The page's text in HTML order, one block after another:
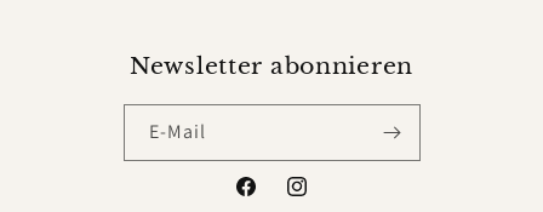
Newsletter abonnieren
E-Mail
FacebookInstagram